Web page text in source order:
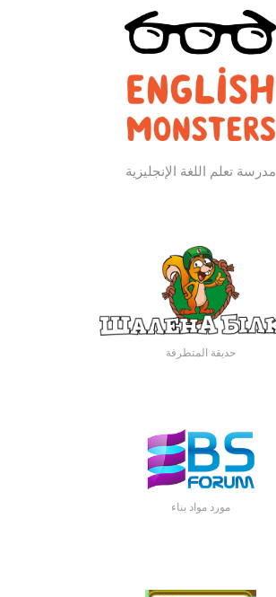
مدرسة تعلم اللغة الإنجليزية
حديقة المتطرفة
مورد مواد بناء